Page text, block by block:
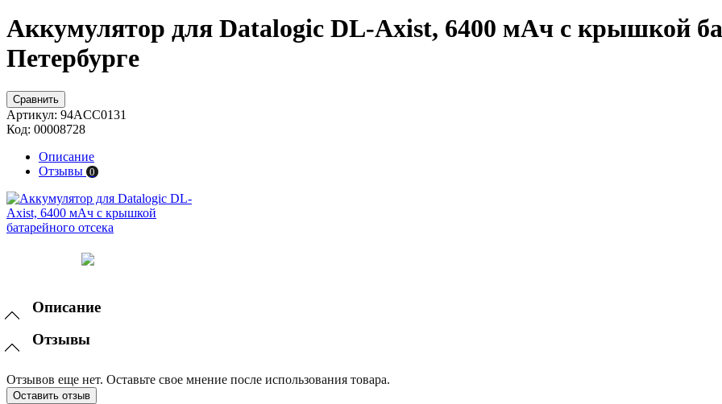
Аккумулятор для Datalogic DL-Axist, 6400 мАч с крышкой
Петербурге
Сравнить
Артикул: 94ACC0131
Код: 00008728
Описание
Отзывы 0
Описание
Отзывы
Отзывов еще нет. Оставьте свое мнение после использования товара.
Оставить отзыв